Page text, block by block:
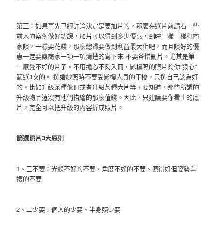
第三：如果事先已經討論決定是要加片的，那麼在選片前請看一些
前人的案例做好功課，加片可以得到多少優惠，到時一樣一樣和商
家談，一樣要花錢，那麼總歸要做到利益最大化吧，而且談好的優
惠一定要讓商家一項一項清楚的寫下來 不要吝惜刪片。尤其是第
一感覺不好的片子。不用擔心不夠入冊，影樓照的照片夠你“狠心”
篩選3次的。 選婚紗照時不要受影樓人員的干擾，只選自己認為好
的。比如升級某種像冊或者升級某種大片等。要知道，那些所謂的
升級物品遠沒有他們描繪的那麼值錢。因此，只建議要你看上的底
片，完全可以把升級的內容折成照片。
篩選照片3大原則
1、三不要：光線不好的不要、角度不好的不要、照得好但姿勢重
複的不要
2、二少要：個人的少要、半身照少要